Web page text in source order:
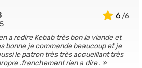
6
a redire Kebab très bon la viande et
bonne je commande beaucoup et je
le patron très très accueillant très
.franchement rien a dire .